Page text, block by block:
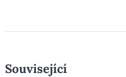
Související